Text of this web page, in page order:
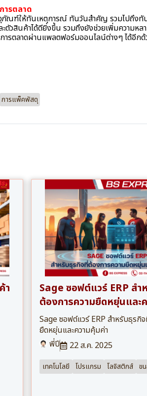
ารตลาด
ณฑ์ให้ทันเหตุการณ์ ทันวันสำคัญ รวมไปถึงทัน
วสินค้าได้ดียิ่งขึ้น รวมถึงยังช่วยเพิ่มความหล
ารตลาดผ่านแพลตฟอร์มออนไลน์ต่างๆ ได้อีก
การแพ็คพัสดุ
า
Sage ซอฟต์แวร์ ERP สำ
ต้องการความยืดหยุ่นและ
Sage ซอฟต์แวร์ ERP สำหรับธุรกิ
ยืดหยุ่นและความคุ้มค่า
พี่ปี
22 ส.ค. 2025
เทคโนโลยี โปรแกรม โลจิสติกส์ ข